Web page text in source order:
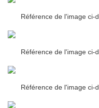
Référence de l'image ci-
Référence de l'image ci-
Référence de l'image ci-